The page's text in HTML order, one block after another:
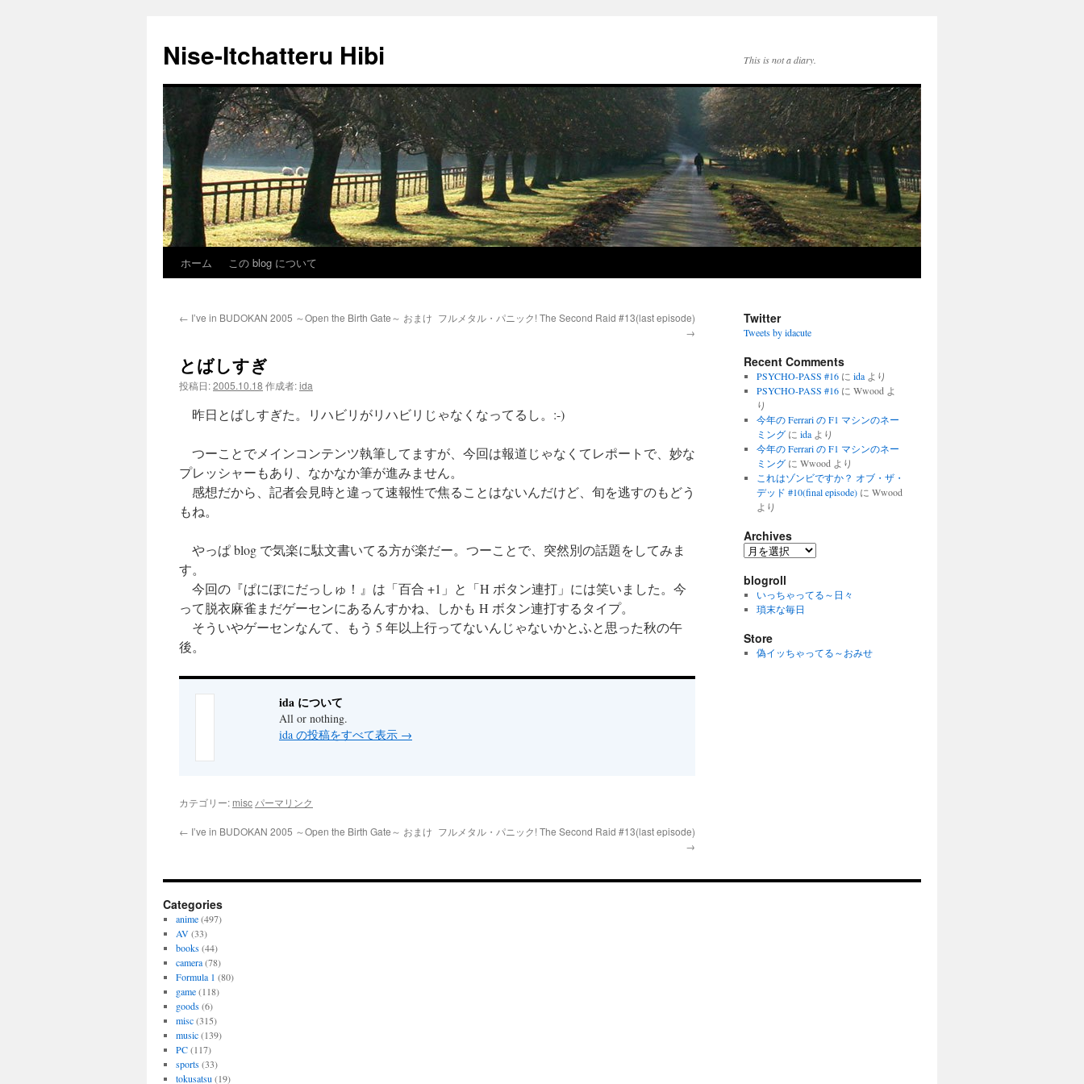
Nise-Itchatteru Hibi This is not a diary.
ツ
ホーム この blog について
← I’ve in BUDOKAN 2005 ～Open the Birth Gate～ おまけ フルメタル・パニック! The Second Raid #13(last episode)
→
とばしすぎ
投稿日:2005.10.18 作成者:ida
昨日とばしすぎた。リハビリがリハビリじゃなくなってるし。:-)
つーことでメインコンテンツ執筆してますが、今回は報道じゃなくてレポートで、妙な
プレッシャーもあり、なかなか筆が進みません。
感想だから、記者会見時と違って速報性で焦ることはないんだけど、旬を逃すのもどう
もね。
やっぱ blog で気楽に駄文書いてる方が楽だー。つーことで、突然別の話題をしてみま
す。
今回の『ぱにぽにだっしゅ！』は「百合 +1」と「H ボタン連打」には笑いました。今
って脱衣麻雀まだゲーセンにあるんすかね、しかも H ボタン連打するタイプ。
そういやゲーセンなんて、もう 5 年以上行ってないんじゃないかとふと思った秋の午
後。
ida について
All or nothing.
ida の投稿をすべて表示 →
カテゴリー: misc パーマリンク
← I’ve in BUDOKAN 2005 ～Open the Birth Gate～ おまけ フルメタル・パニック! The Second Raid #13(last episode)
→
Twitter
Tweets by idacute
Recent Comments
PSYCHO-PASS #16に idaより
PSYCHO-PASS #16に Wwood よ
り
今年の Ferrari の F1 マシンのネー
ミングに idaより
今年の Ferrari の F1 マシンのネー
ミングに Wwood より
これはゾンビですか？ オブ・ザ・
デッド #10(final episode)に Wwood
より
Archives
Archives
blogroll
いっちゃってる～日々
瑣末な毎日
Store
偽イッちゃってる～おみせ
Categories
anime(497)
AV(33)
books(44)
camera(78)
Formula 1 (80)
game(118)
goods(6)
misc(315)
music(139)
PC(117)
sports(33)
tokusatsu (19)